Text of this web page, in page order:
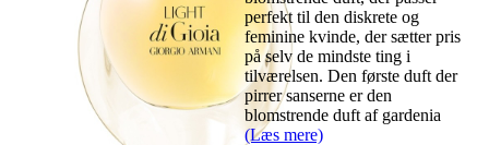
perfekt til den diskrete og
feminine kvinde, der sætter pris
på selv de mindste ting i
tilværelsen. Den første duft der
pirrer sanserne er den
blomstrende duft af gardenia
(Læs mere)